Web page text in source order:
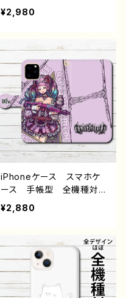
型 全機種対応 イラス
ト エモい 風景 綺麗
子 おしゃれ ノスタルジッ
ク メンズ レディース
女子 iPhone13/12/11 A
QUOS sense 4 5 6 Xp
eria Galaxy OPPO B
ASIO iPhone5/6/6s/7/
8 Android アンドロイ
ド ケース 個性的 おす
すめ JK 女子高校生
セーラー服 黒髪 後ろ
姿 人気 イラストレータ
ー 絵師 クリエイター
作：ヤモリ
¥2,980
iPhoneケース スマホケ
ース 手帳型 全機種対
応 イラスト 可愛い女の
子 かっこいい女子 おし
クール メンズ 高校生
男子 iPhone17/16/15/1
4/13 AQUOS Xperia
Googlepixel Galaxy
Android アンドロイド
¥2,880